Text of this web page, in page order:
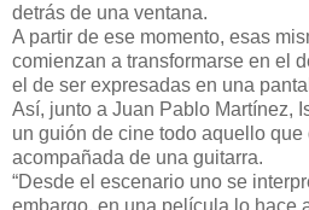
detrás de una ventana.
A partir de ese momento, esas
comienzan a transformarse en el
el de ser expresadas en una
Así, junto a Juan Pablo Martínez,
un guión de cine todo aquello
acompañada de una guitarra.
“Desde el escenario uno se
embargo, en una película lo hace